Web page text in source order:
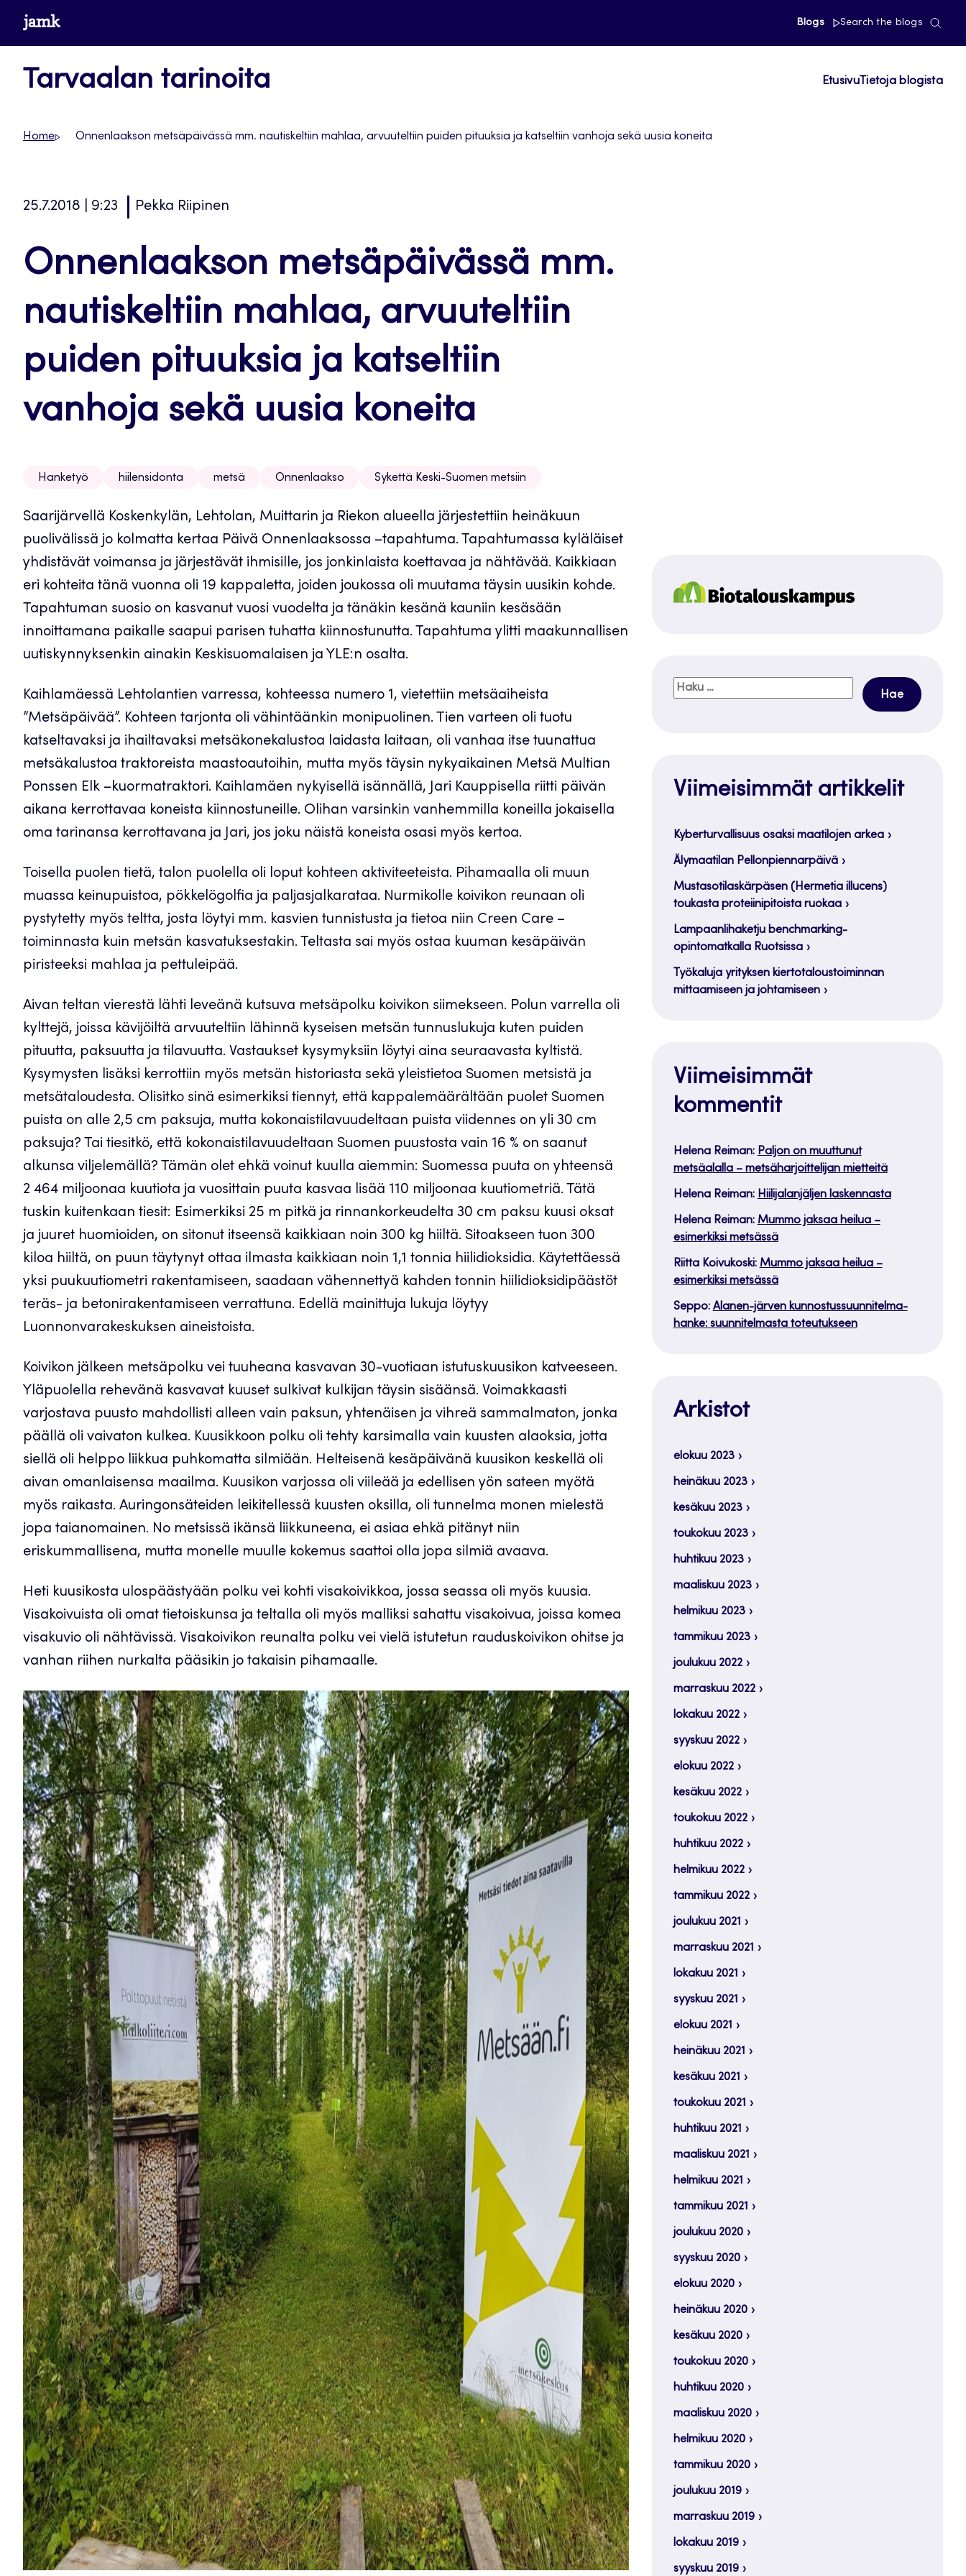
Siirrywww.jamk.fi Blogs Search the blogs
Tarvaalan tarinoita EtusivuTietoja blogista
Home Onnenlaakson metsäpäivässä mm. nautiskeltiin mahlaa, arvuuteltiin puiden pituuksia ja katseltiin vanhoja sekä uusia koneita
25.7.2018 | 9:23 Pekka Riipinen
Onnenlaakson metsäpäivässä mm.
nautiskeltiin mahlaa, arvuuteltiin
puiden pituuksia ja katseltiin
vanhoja sekä uusia koneita
Hanketyö hiilensidonta metsä Onnenlaakso Sykettä Keski-Suomen metsiin
Saarijärvellä Koskenkylän, Lehtolan, Muittarin ja Riekon alueella järjestettiin heinäkuun
puolivälissä jo kolmatta kertaa Päivä Onnenlaaksossa –tapahtuma. Tapahtumassa kyläläiset
yhdistävät voimansa ja järjestävät ihmisille, jos jonkinlaista koettavaa ja nähtävää. Kaikkiaan
eri kohteita tänä vuonna oli 19 kappaletta, joiden joukossa oli muutama täysin uusikin kohde.
Tapahtuman suosio on kasvanut vuosi vuodelta ja tänäkin kesänä kauniin kesäsään
innoittamana paikalle saapui parisen tuhatta kiinnostunutta. Tapahtuma ylitti maakunnallisen
uutiskynnyksenkin ainakin Keskisuomalaisen ja YLE:n osalta.
Kaihlamäessä Lehtolantien varressa, kohteessa numero 1, vietettiin metsäaiheista
”Metsäpäivää”. Kohteen tarjonta oli vähintäänkin monipuolinen. Tien varteen oli tuotu
katseltavaksi ja ihailtavaksi metsäkonekalustoa laidasta laitaan, oli vanhaa itse tuunattua
metsäkalustoa traktoreista maastoautoihin, mutta myös täysin nykyaikainen Metsä Multian
Ponssen Elk –kuormatraktori. Kaihlamäen nykyisellä isännällä, Jari Kauppisella riitti päivän
aikana kerrottavaa koneista kiinnostuneille. Olihan varsinkin vanhemmilla koneilla jokaisella
oma tarinansa kerrottavana ja Jari, jos joku näistä koneista osasi myös kertoa.
Toisella puolen tietä, talon puolella oli loput kohteen aktiviteeteista. Pihamaalla oli muun
muassa keinupuistoa, pökkelögolfia ja paljasjalkarataa. Nurmikolle koivikon reunaan oli
pystytetty myös teltta, josta löytyi mm. kasvien tunnistusta ja tietoa niin Creen Care –
toiminnasta kuin metsän kasvatuksestakin. Teltasta sai myös ostaa kuuman kesäpäivän
piristeeksi mahlaa ja pettuleipää.
Aivan teltan vierestä lähti leveänä kutsuva metsäpolku koivikon siimekseen. Polun varrella oli
kylttejä, joissa kävijöiltä arvuuteltiin lähinnä kyseisen metsän tunnuslukuja kuten puiden
pituutta, paksuutta ja tilavuutta. Vastaukset kysymyksiin löytyi aina seuraavasta kyltistä.
Kysymysten lisäksi kerrottiin myös metsän historiasta sekä yleistietoa Suomen metsistä ja
metsätaloudesta. Olisitko sinä esimerkiksi tiennyt, että kappalemäärältään puolet Suomen
puista on alle 2,5 cm paksuja, mutta kokonaistilavuudeltaan puista viidennes on yli 30 cm
paksuja? Tai tiesitkö, että kokonaistilavuudeltaan Suomen puustosta vain 16 % on saanut
alkunsa viljelemällä? Tämän olet ehkä voinut kuulla aiemmin: Suomessa puuta on yhteensä
2 464 miljoonaa kuutiota ja vuosittain puuta kasvaa lisää 110 miljoonaa kuutiometriä. Tätä
tuskin kuitenkaan tiesit: Esimerkiksi 25 m pitkä ja rinnankorkeudelta 30 cm paksu kuusi oksat
ja juuret huomioiden, on sitonut itseensä kaikkiaan noin 300 kg hiiltä. Sitoakseen tuon 300
kiloa hiiltä, on puun täytynyt ottaa ilmasta kaikkiaan noin 1,1 tonnia hiilidioksidia. Käytettäessä
yksi puukuutiometri rakentamiseen, saadaan vähennettyä kahden tonnin hiilidioksidipäästöt
teräs- ja betonirakentamiseen verrattuna. Edellä mainittuja lukuja löytyy
Luonnonvarakeskuksen aineistoista.
Koivikon jälkeen metsäpolku vei tuuheana kasvavan 30-vuotiaan istutuskuusikon katveeseen.
Yläpuolella rehevänä kasvavat kuuset sulkivat kulkijan täysin sisäänsä. Voimakkaasti
varjostava puusto mahdollisti alleen vain paksun, yhtenäisen ja vihreä sammalmaton, jonka
päällä oli vaivaton kulkea. Kuusikkoon polku oli tehty karsimalla vain kuusten alaoksia, jotta
siellä oli helppo liikkua puhkomatta silmiään. Helteisenä kesäpäivänä kuusikon keskellä oli
aivan omanlaisensa maailma. Kuusikon varjossa oli viileää ja edellisen yön sateen myötä
myös raikasta. Auringonsäteiden leikitellessä kuusten oksilla, oli tunnelma monen mielestä
jopa taianomainen. No metsissä ikänsä liikkuneena, ei asiaa ehkä pitänyt niin
eriskummallisena, mutta monelle muulle kokemus saattoi olla jopa silmiä avaava.
Heti kuusikosta ulospäästyään polku vei kohti visakoivikkoa, jossa seassa oli myös kuusia.
Visakoivuista oli omat tietoiskunsa ja teltalla oli myös malliksi sahattu visakoivua, joissa komea
visakuvio oli nähtävissä. Visakoivikon reunalta polku vei vielä istutetun rauduskoivikon ohitse ja
vanhan riihen nurkalta pääsikin jo takaisin pihamaalle.
Haku:
Viimeisimmät artikkelit
Kyberturvallisuus osaksi maatilojen arkea
Älymaatilan Pellonpiennarpäivä
Mustasotilaskärpäsen (Hermetia illucens)
toukasta proteiinipitoista ruokaa
Lampaanlihaketju benchmarking-
opintomatkalla Ruotsissa
Työkaluja yrityksen kiertotaloustoiminnan
mittaamiseen ja johtamiseen
Viimeisimmät
kommentit
Helena Reiman: Paljon on muuttunut
metsäalalla – metsäharjoittelijan mietteitä
Helena Reiman: Hiilijalanjäljen laskennasta
Helena Reiman: Mummo jaksaa heilua –
esimerkiksi metsässä
Riitta Koivukoski: Mummo jaksaa heilua –
esimerkiksi metsässä
Seppo: Alanen-järven kunnostussuunnitelma-
hanke: suunnitelmasta toteutukseen
Arkistot
elokuu 2023
heinäkuu 2023
kesäkuu 2023
toukokuu 2023
huhtikuu 2023
maaliskuu 2023
helmikuu 2023
tammikuu 2023
joulukuu 2022
marraskuu 2022
lokakuu 2022
syyskuu 2022
elokuu 2022
kesäkuu 2022
toukokuu 2022
huhtikuu 2022
helmikuu 2022
tammikuu 2022
joulukuu 2021
marraskuu 2021
lokakuu 2021
syyskuu 2021
elokuu 2021
heinäkuu 2021
kesäkuu 2021
toukokuu 2021
huhtikuu 2021
maaliskuu 2021
helmikuu 2021
tammikuu 2021
joulukuu 2020
syyskuu 2020
elokuu 2020
heinäkuu 2020
kesäkuu 2020
toukokuu 2020
huhtikuu 2020
maaliskuu 2020
helmikuu 2020
tammikuu 2020
joulukuu 2019
marraskuu 2019
lokakuu 2019
syyskuu 2019